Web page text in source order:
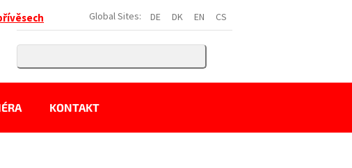
DE DK EN CS
Global Sites:
KONTAKT